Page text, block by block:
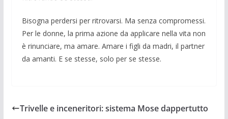
Bisogna perdersi per ritrovarsi. Ma senza compromessi.
Per le donne, la pri­ma azione da applicare nella vita non
è rinunciare, ma amare. Amare i figli da madri, il partner
da amanti. E se stesse, solo per se stesse.
Trivelle e inceneritori: sistema Mose dappertutto